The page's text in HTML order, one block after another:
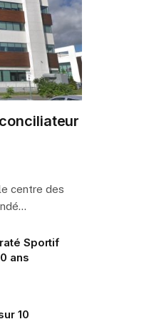
centre des
Sportif
ans
10